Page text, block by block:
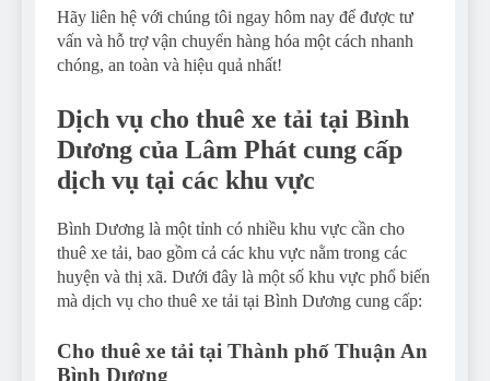
Hãy liên hệ với chúng tôi ngay hôm nay để được tư
vấn và hỗ trợ vận chuyển hàng hóa một cách nhanh
chóng, an toàn và hiệu quả nhất!
Dịch vụ cho thuê xe tải tại Bình
Dương của Lâm Phát cung cấp
dịch vụ tại các khu vực
Bình Dương là một tỉnh có nhiều khu vực cần cho
thuê xe tải, bao gồm cả các khu vực nằm trong các
huyện và thị xã. Dưới đây là một số khu vực phổ biến
mà dịch vụ cho thuê xe tải tại Bình Dương cung cấp:
Cho thuê xe tải tại Thành phố Thuận An
Bình Dương